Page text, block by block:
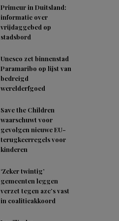
Primeur in Duitsland:
informatie over
vrijdaggebed op
stadsbord
Unesco zet binnenstad
Paramaribo op lijst van
bedreigd
werelderfgoed
Save the Children
waarschuwt voor
gevolgen nieuwe EU-
terugkeerregels voor
kinderen
‘Zeker twintig’
gemeenten leggen
verzet tegen azc’s vast
in coalitieakkoord